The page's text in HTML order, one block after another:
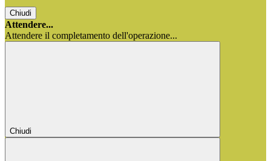
Chiudi
Attendere...
Attendere il completamento dell'operazione...
Chiudi